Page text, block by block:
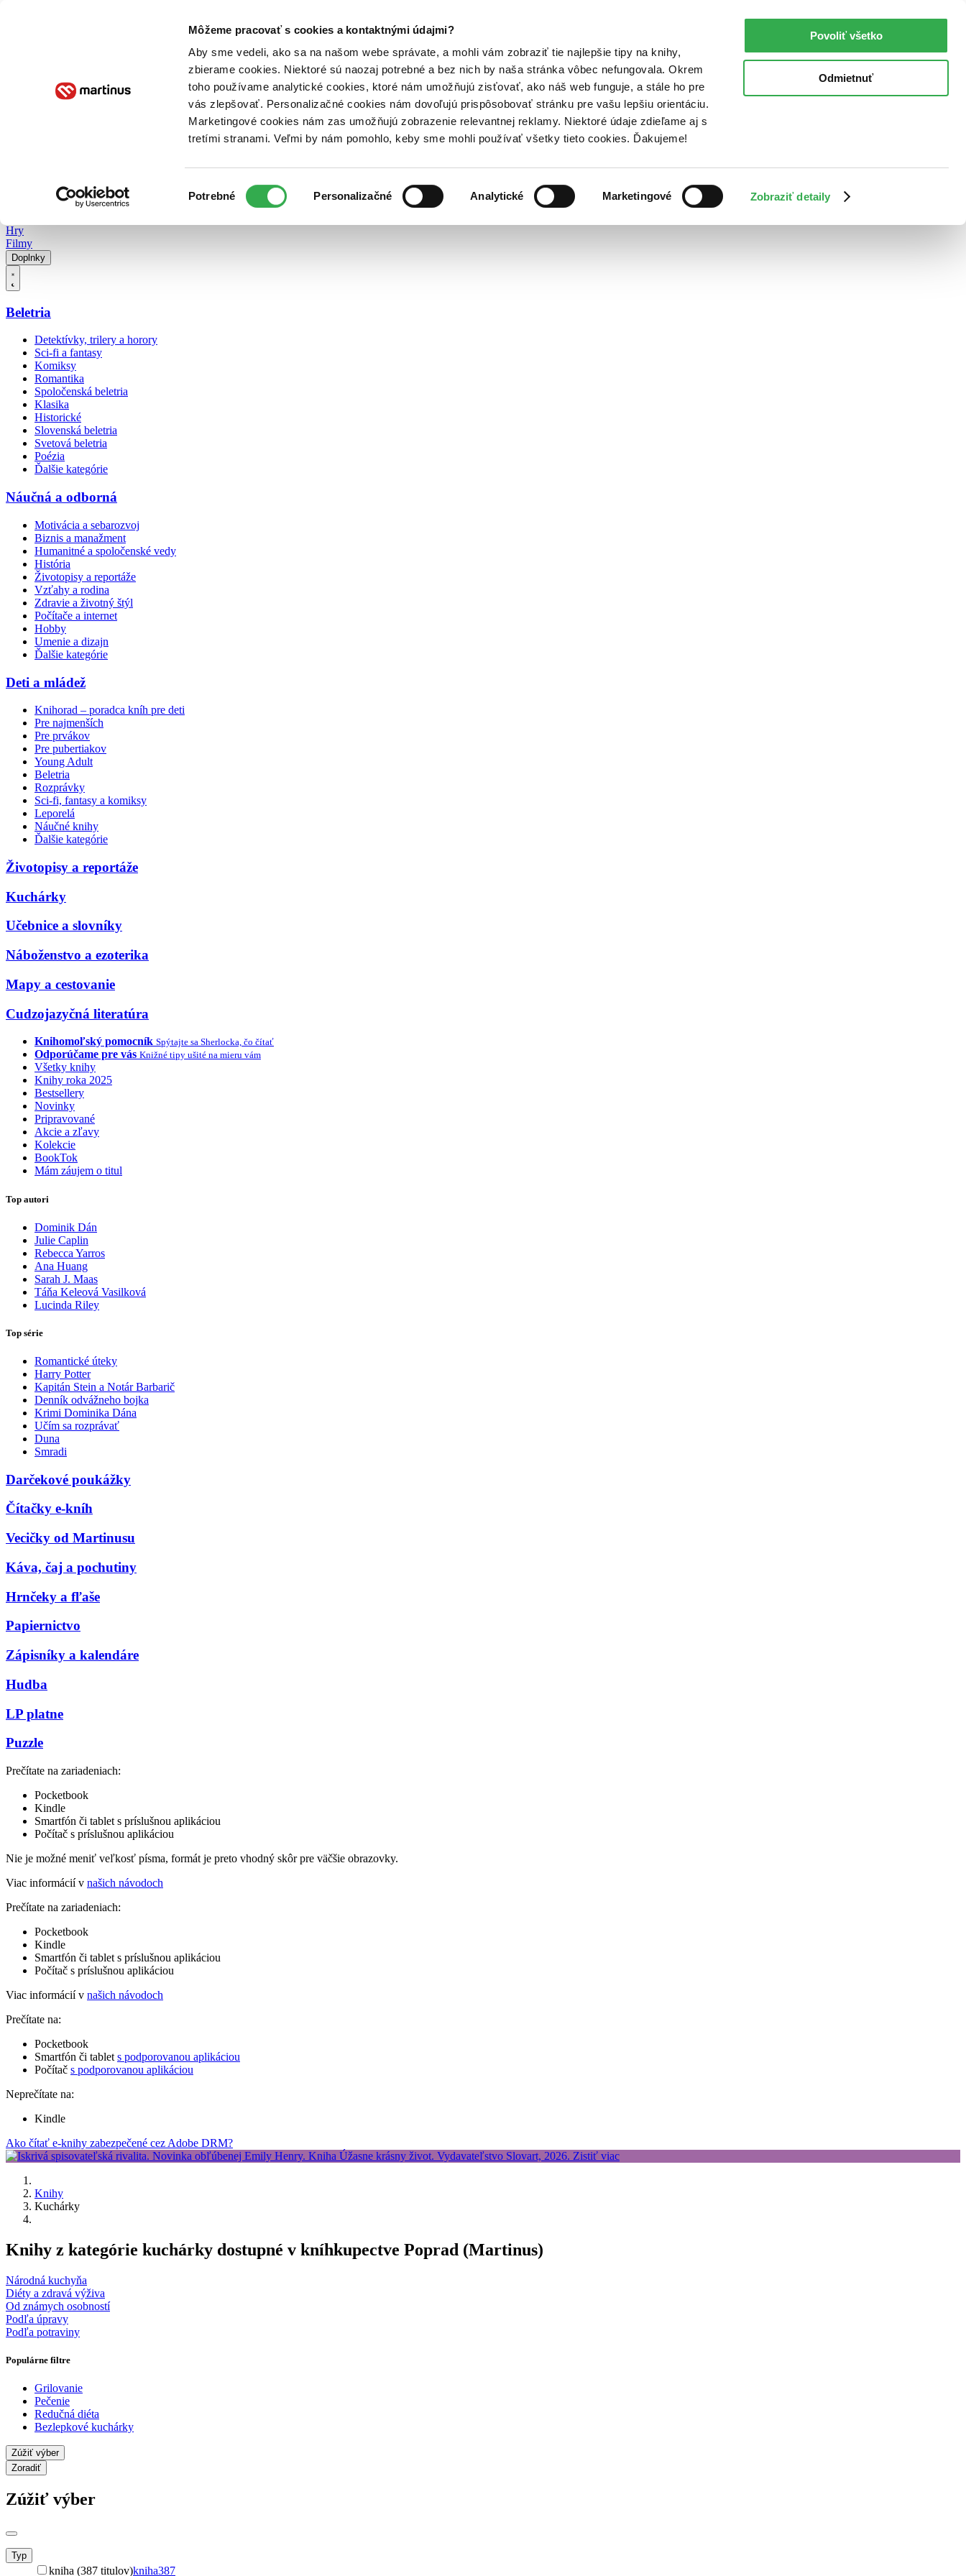
Môžeme pracovať s cookies a kontaktnými údajmi?
Aby sme vedeli, ako sa na našom webe správate, a mohli vám zobraziť tie najlepšie tipy na knihy,
zbierame cookies. Niektoré sú naozaj potrebné a bez nich by naša stránka vôbec nefungovala. Okrem
toho používame analytické cookies, ktoré nám umožňujú zisťovať, ako náš web funguje, a stále ho pre
vás zlepšovať. Personalizačné cookies nám dovoľujú prispôsobovať stránku pre vašu lepšiu orientáciu.
Marketingové cookies nám zas umožňujú zobrazenie relevantnej reklamy. Niektoré údaje zdieľame aj s
tretími stranami. Veľmi by nám pomohlo, keby sme mohli používať všetky tieto cookies. Ďakujeme!
súhlasu
Potrebné Personalizačné Analytické Marketingové Zobraziť detaily
Povoliť všetko
Odmietnuť
Poukážky Kontakt
Hry
Filmy
Doplnky
Beletria
Detektívky, trilery a horory
Sci-fi a fantasy
Komiksy
Romantika
Spoločenská beletria
Klasika
Historické
Slovenská beletria
Svetová beletria
Poézia
Ďalšie kategórie
Náučná a odborná
Motivácia a sebarozvoj
Biznis a manažment
Humanitné a spoločenské vedy
História
Životopisy a reportáže
Vzťahy a rodina
Zdravie a životný štýl
Počítače a internet
Hobby
Umenie a dizajn
Ďalšie kategórie
Deti a mládež
Knihorad – poradca kníh pre deti
Pre najmenších
Pre prvákov
Pre pubertiakov
Young Adult
Beletria
Rozprávky
Sci-fi, fantasy a komiksy
Leporelá
Náučné knihy
Ďalšie kategórie
Životopisy a reportáže
Kuchárky
Učebnice a slovníky
Náboženstvo a ezoterika
Mapy a cestovanie
Cudzojazyčná literatúra
Knihomoľský pomocník Spýtajte sa Sherlocka, čo čítať
Odporúčame pre vás Knižné tipy ušité na mieru vám
Všetky knihy
Knihy roka 2025
Bestsellery
Novinky
Pripravované
Akcie a zľavy
Kolekcie
BookTok
Mám záujem o titul
Top autori
Dominik Dán
Julie Caplin
Rebecca Yarros
Ana Huang
Sarah J. Maas
Táňa Keleová Vasilková
Lucinda Riley
Top série
Romantické úteky
Harry Potter
Kapitán Stein a Notár Barbarič
Denník odvážneho bojka
Krimi Dominika Dána
Učím sa rozprávať
Duna
Smradi
Darčekové poukážky
Čítačky e-kníh
Vecičky od Martinusu
Káva, čaj a pochutiny
Hrnčeky a fľaše
Papiernictvo
Zápisníky a kalendáre
Hudba
LP platne
Puzzle
Prečítate na zariadeniach:
Pocketbook
Kindle
Smartfón či tablet s príslušnou aplikáciou
Počítač s príslušnou aplikáciou
Nie je možné meniť veľkosť písma, formát je preto vhodný skôr pre väčšie obrazovky.
Viac informácií v našich návodoch
Prečítate na zariadeniach:
Pocketbook
Kindle
Smartfón či tablet s príslušnou aplikáciou
Počítač s príslušnou aplikáciou
Viac informácií v našich návodoch
Prečítate na:
Pocketbook
Smartfón či tablet s podporovanou aplikáciou
Počítač s podporovanou aplikáciou
Neprečítate na:
Kindle
Ako čítať e-knihy zabezpečené cez Adobe DRM?
Knihy
Kuchárky
Knihy z kategórie kuchárky dostupné v kníhkupectve Poprad (Martinus)
Národná kuchyňa
Diéty a zdravá výživa
Od známych osobností
Podľa úpravy
Podľa potraviny
Populárne filtre
Grilovanie
Pečenie
Redučná diéta
Bezlepkové kuchárky
Zúžiť výber
Zoradiť
Zúžiť výber
Typ
kniha (387 titulov)kniha387